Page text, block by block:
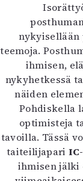
nykyisellään
teemoja.
ihmisen,
nykyhetkessä
näiden
Pohdiskella
optimisteja
tavoilla. Tässä
taiteilijapari
ihmisen jälki